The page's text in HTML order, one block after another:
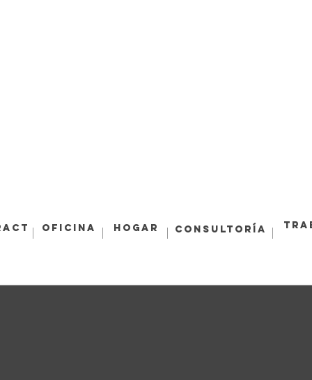
Oficina Hogar Consultoría